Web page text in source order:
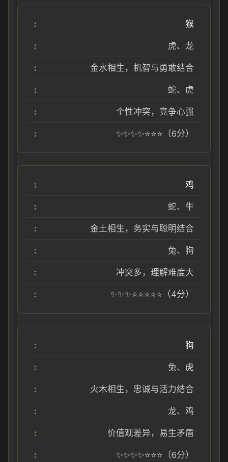
猴
虎、龙
金水相生，机智与勇敢结合
蛇、虎
个性冲突，竞争心强
✨✨✨✨⭐⭐⭐（6分）
鸡
蛇、牛
金土相生，务实与聪明结合
兔、狗
冲突多，理解难度大
✨✨✨⭐⭐⭐⭐⭐（4分）
狗
兔、虎
火木相生，忠诚与活力结合
龙、鸡
价值观差异，易生矛盾
✨✨✨✨⭐⭐⭐（6分）